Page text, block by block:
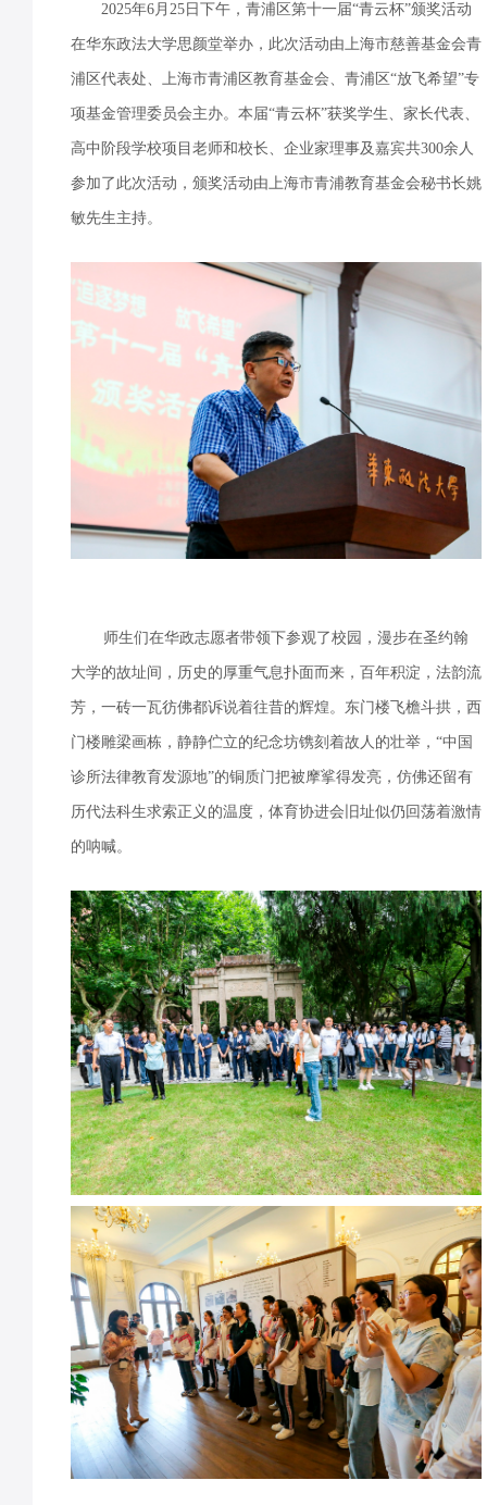
2025年6月25日下午，青浦区第十一届“青云杯”颁奖活动
在华东政法大学思颜堂举办，此次活动由上海市慈善基金会青
浦区代表处、上海市青浦区教育基金会、青浦区“放飞希望”专
项基金管理委员会主办。本届“青云杯”获奖学生、家长代表、
高中阶段学校项目老师和校长、企业家理事及嘉宾共300余人
参加了此次活动，颁奖活动由上海市青浦教育基金会秘书长姚
敏先生主持。
师生们在华政志愿者带领下参观了校园，漫步在圣约翰
大学的故址间，历史的厚重气息扑面而来，百年积淀，法韵流
芳，一砖一瓦彷佛都诉说着往昔的辉煌。东门楼飞檐斗拱，西
门楼雕梁画栋，静静伫立的纪念坊镌刻着故人的壮举，“中国
诊所法律教育发源地”的铜质门把被摩挲得发亮，仿佛还留有
历代法科生求索正义的温度，体育协进会旧址似仍回荡着激情
的呐喊。